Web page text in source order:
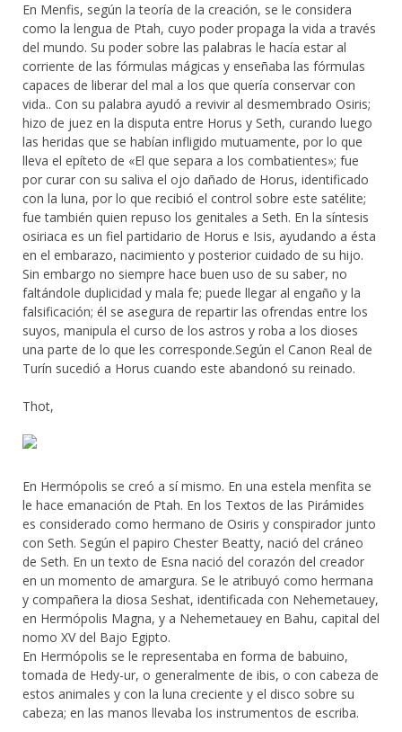
En Menfis, según la teoría de la creación, se le considera
como la lengua de Ptah, cuyo poder propaga la vida a través
del mundo. Su poder sobre las palabras le hacía estar al
corriente de las fórmulas mágicas y enseñaba las fórmulas
capaces de liberar del mal a los que quería conservar con
vida.. Con su palabra ayudó a revivir al desmembrado Osiris;
hizo de juez en la disputa entre Horus y Seth, curando luego
las heridas que se habían infligido mutuamente, por lo que
lleva el epíteto de «El que separa a los combatientes»; fue
por curar con su saliva el ojo dañado de Horus, identificado
con la luna, por lo que recibió el control sobre este satélite;
fue también quien repuso los genitales a Seth. En la síntesis
osiriaca es un fiel partidario de Horus e Isis, ayudando a ésta
en el embarazo, nacimiento y posterior cuidado de su hijo.
Sin embargo no siempre hace buen uso de su saber, no
faltándole duplicidad y mala fe; puede llegar al engaño y la
falsificación; él se asegura de repartir las ofrendas entre los
suyos, manipula el curso de los astros y roba a los dioses
una parte de lo que les corresponde.Según el Canon Real de
Turín sucedió a Horus cuando este abandonó su reinado.
Thot,
En Hermópolis se creó a sí mismo. En una estela menfita se
le hace emanación de Ptah. En los Textos de las Pirámides
es considerado como hermano de Osiris y conspirador junto
con Seth. Según el papiro Chester Beatty, nació del cráneo
de Seth. En un texto de Esna nació del corazón del creador
en un momento de amargura. Se le atribuyó como hermana
y compañera la diosa Seshat, identificada con Nehemetauey,
en Hermópolis Magna, y a Nehemetauey en Bahu, capital del
nomo XV del Bajo Egipto.
En Hermópolis se le representaba en forma de babuino,
tomada de Hedy-ur, o generalmente de ibis, o con cabeza de
estos animales y con la luna creciente y el disco sobre su
cabeza; en las manos llevaba los instrumentos de escriba.